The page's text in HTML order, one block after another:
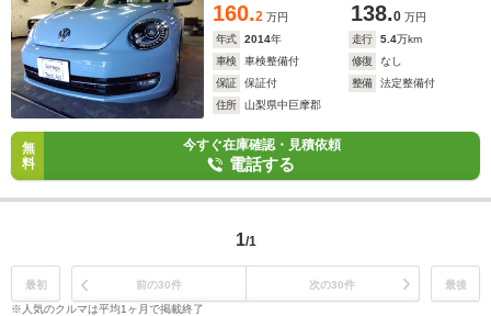
160.2 万円 138.0 万円
年式
2014年 走行 5.4万km
車検
車検整備付 修復
なし
保証
保証付 整備
法定整備付
住所
山梨県中巨摩郡
無
料
今すぐ在庫確認・見積依頼
電話する
1/1
最初 前の30件 次の30件
最後
※人気のクルマは平均1ヶ月で掲載終了